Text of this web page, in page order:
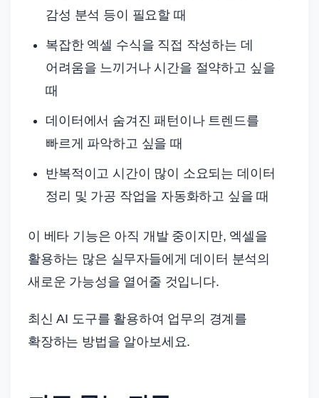
감성 분석 등이 필요할 때
복잡한 엑셀 수식을 직접 작성하는 데
어려움을 느끼거나 시간을 절약하고 싶을
때
데이터에서 숨겨진 패턴이나 트렌드를
빠르게 파악하고 싶을 때
반복적이고 시간이 많이 소요되는 데이터
정리 및 가공 작업을 자동화하고 싶을 때
이 베타 기능은 아직 개발 중이지만, 엑셀을
활용하는 많은 실무자들에게 데이터 분석의
새로운 가능성을 열어줄 것입니다.
최신 AI 도구를 활용하여 업무의 경계를
확장하는 방법을 알아보세요.